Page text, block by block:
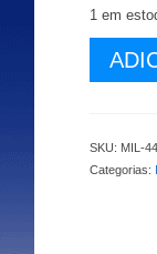
1 em
Animado
-
Medidas:
SKU: MIL-
Categorias: